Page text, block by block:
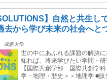
】自然と共生し
去から学び未来の社会へと
成蹊大学
世の中にあふれる課題の解決
知れば、将来学びたい学問・研
【国際共創学部 国際共創学
学・地理・歴史＞＞地理学 ■